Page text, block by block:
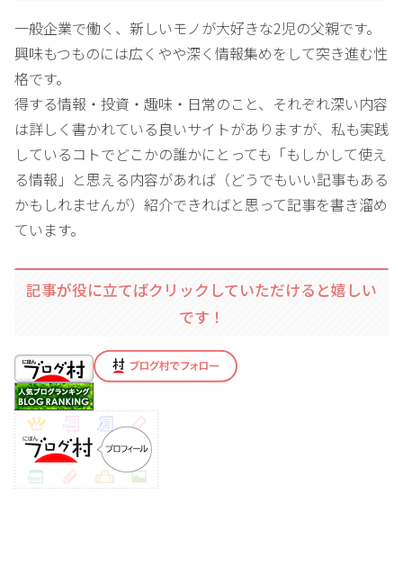
一般企業で働く、新しいモノが大好きな2児の父親です。
興味もつものには広くやや深く情報集めをして突き進む性
格です。
得する情報・投資・趣味・日常のこと、それぞれ深い内容
は詳しく書かれている良いサイトがありますが、私も実践
しているコトでどこかの誰かにとっても「もしかして使え
る情報」と思える内容があれば（どうでもいい記事もある
かもしれませんが）紹介できればと思って記事を書き溜め
ています。
記事が役に立てばクリックしていただけると嬉しい
です！